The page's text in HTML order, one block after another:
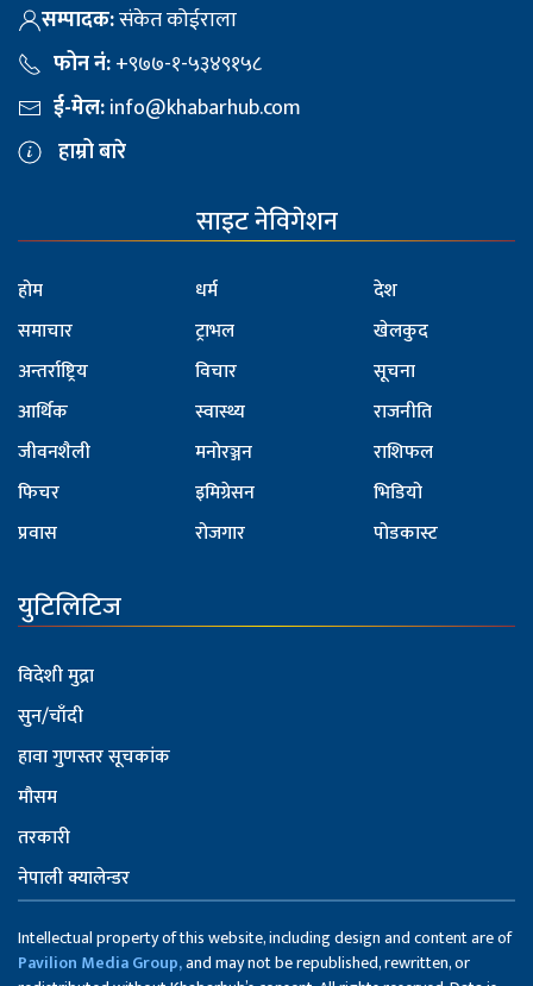
सम्पादक:संकेत कोईराला
फोन नं:+९७७-१-५३४९१५८
ई-मेल:info@khabarhub.com
हाम्रो बारे
साइट नेविगेशन
होम
समाचार
अन्तर्राष्ट्रिय
आर्थिक
जीवनशैली
फिचर
प्रवास
धर्म
ट्राभल
विचार
स्वास्थ्य
मनोरञ्जन
इमिग्रेसन
रोजगार
देश
खेलकुद
सूचना
राजनीति
राशिफल
भिडियो
पोडकास्ट
युटिलिटिज
विदेशी मुद्रा
सुन/चाँदी
हावा गुणस्तर सूचकांक
मौसम
तरकारी
नेपाली क्यालेन्डर
Intellectual property of this website, including design and content are of
Pavilion Media Group,and may not be republished, rewritten, or